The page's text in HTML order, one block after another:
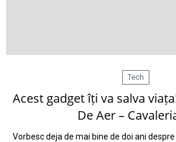
Tech
Acest gadget îți va salva
De Aer –
Vorbesc deja de mai bine de doi ani